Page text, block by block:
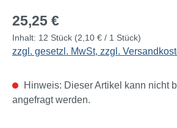
Regulärer Preis:
25,25 €
Inhalt: 12 Stück (2,10 € / 1 Stück)
zzgl. gesetzl. MwSt, zzgl.
Hinweis: Dieser Artikel kann nicht
angefragt werden.